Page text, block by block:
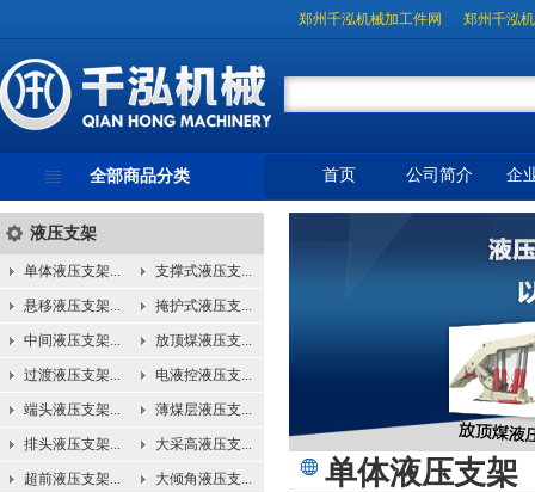
郑州千泓机械加工件网 郑州千泓
全部商品分类
液压支架
单体液压支架... 支撑式液压支...
悬移液压支架... 掩护式液压支...
中间液压支架... 放顶煤液压支...
过渡液压支架... 电液控液压支...
端头液压支架... 薄煤层液压支...
排头液压支架... 大采高液压支...
超前液压支架... 大倾角液压支...
首页 公司简介 企
单体液压支架